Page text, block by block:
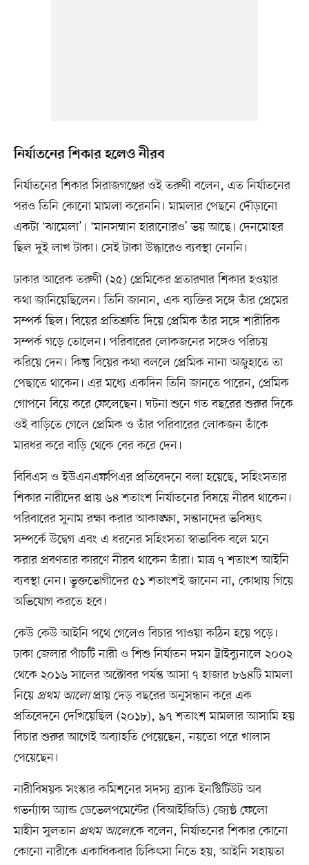
নির্যাতনের শিকার হলেও নীরব
নির্যাতনের শিকার সিরাজগঞ্জের ওই তরুণী বলেন, এত নির্যাতনের
পরও তিনি কোনো মামলা করেননি। মামলার পেছনে দৌড়ানো
একটা ‘ঝামেলা’। ‘মানসম্মান হারানোরও’ ভয় আছে। দেনমোহর
ছিল দুই লাখ টাকা। সেই টাকা উদ্ধারেও ব্যবস্থা নেননি।
ঢাকার আরেক তরুণী (২৫) প্রেমিকের প্রতারণার শিকার হওয়ার
কথা জানিয়েছিলেন। তিনি জানান, এক ব্যক্তির সঙ্গে তাঁর প্রেমের
সম্পর্ক ছিল। বিয়ের প্রতিশ্রুতি দিয়ে প্রেমিক তাঁর সঙ্গে শারীরিক
সম্পর্ক গড়ে তোলেন। পরিবারের লোকজনের সঙ্গেও পরিচয়
করিয়ে দেন। কিন্তু বিয়ের কথা বললে প্রেমিক নানা অজুহাতে তা
পেছাতে থাকেন। এর মধ্যে একদিন তিনি জানতে পারেন, প্রেমিক
গোপনে বিয়ে করে ফেলেছেন। ঘটনা শুনে গত বছরের শুরুর দিকে
ওই বাড়িতে গেলে প্রেমিক ও তাঁর পরিবারের লোকজন তাঁকে
মারধর করে বাড়ি থেকে বের করে দেন।
বিবিএস ও ইউএনএফপিএর প্রতিবেদনে বলা হয়েছে, সহিংসতার
শিকার নারীদের প্রায় ৬৪ শতাংশ নির্যাতনের বিষয়ে নীরব থাকেন।
পরিবারের সুনাম রক্ষা করার আকাঙ্ক্ষা, সন্তানদের ভবিষ্যৎ
সম্পর্কে উদ্বেগ এবং এ ধরনের সহিংসতা স্বাভাবিক বলে মনে
করার প্রবণতার কারণে নীরব থাকেন তাঁরা। মাত্র ৭ শতাংশ আইনি
ব্যবস্থা নেন। ভুক্তভোগীদের ৫১ শতাংশই জানেন না, কোথায় গিয়ে
অভিযোগ করতে হবে।
কেউ কেউ আইনি পথে গেলেও বিচার পাওয়া কঠিন হয়ে পড়ে।
ঢাকা জেলার পাঁচটি নারী ও শিশু নির্যাতন দমন ট্রাইব্যুনালে ২০০২
থেকে ২০১৬ সালের অক্টোবর পর্যন্ত আসা ৭ হাজার ৮৬৪টি মামলা
নিয়ে প্রথম আলোপ্রায় দেড় বছরের অনুসন্ধান করে এক
প্রতিবেদনে দেখিয়েছিল (২০১৮), ৯৭ শতাংশ মামলার আসামি হয়
বিচার শুরুর আগেই অব্যাহতি পেয়েছেন, নয়তো পরে খালাস
পেয়েছেন।
নারীবিষয়ক সংস্কার কমিশনের সদস্য ব্র্যাক ইনস্টিটিউট অব
গভর্ন্যান্স অ্যান্ড ডেভেলপমেন্টের (বিআইজিডি) জ্যেষ্ঠ ফেলো
মাহীন সুলতানপ্রথম আলোকে বলেন, নির্যাতনের শিকার কোনো
কোনো নারীকে একাধিকবার চিকিৎসা নিতে হয়, আইনি সহায়তা